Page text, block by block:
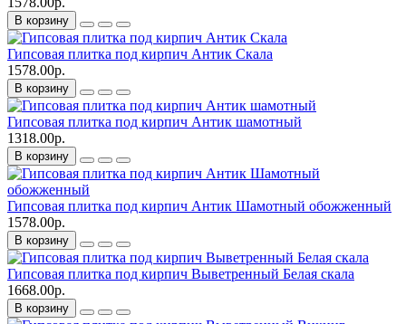
В корзину
Гипсовая плитка под кирпич Антик Скала
1578.00р.
В корзину
Гипсовая плитка под кирпич Антик шамотный
1318.00р.
В корзину
Гипсовая плитка под кирпич Антик Шамотный обожженный
1578.00р.
В корзину
Гипсовая плитка под кирпич Выветренный Белая скала
1668.00р.
В корзину